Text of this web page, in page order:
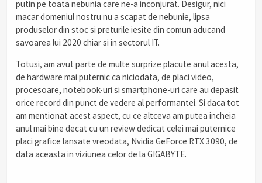
putin pe toata nebunia care ne-a inconjurat. Desigur, nici
macar domeniul nostru nu a scapat de nebunie, lipsa
produselor din stoc si preturile iesite din comun aducand
savoarea lui 2020 chiar si in sectorul IT.
Totusi, am avut parte de multe surprize placute anul acesta,
de hardware mai puternic ca niciodata, de placi video,
procesoare, notebook-uri si smartphone-uri care au depasit
orice record din punct de vedere al performantei. Si daca tot
am mentionat acest aspect, cu ce altceva am putea incheia
anul mai bine decat cu un review dedicat celei mai puternice
placi grafice lansate vreodata, Nvidia GeForce RTX 3090, de
data aceasta in viziunea celor de la GIGABYTE.